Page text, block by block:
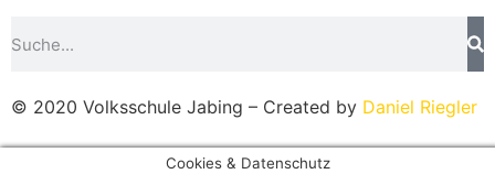
© 2020 Volksschule Jabing – Created by Daniel Riegler
Cookies & Datenschutz